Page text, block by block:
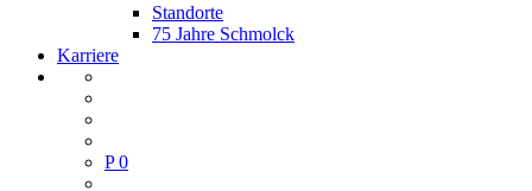
Standorte
75 Jahre Schmolck
Karriere
P 0